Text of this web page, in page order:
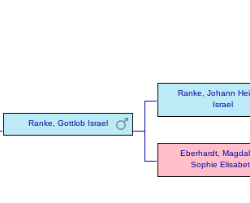
Ranke, Gottlob Israel
Ranke, Johann
Israel
Eberhardt,
Sophie